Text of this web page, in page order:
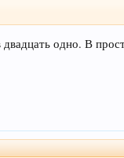
одно. В